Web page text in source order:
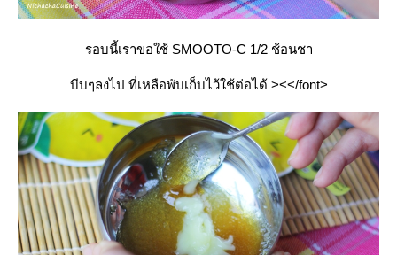
รอบนี้เราขอใช้ SMOOTO-C 1/2 ช้อนชา
บีบๆลงไป ที่เหลือพับเก็บไว้ใช้ต่อได้ ><</font>